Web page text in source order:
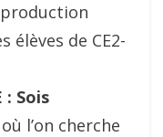
élèves de CE2-
: Sois
où l’on cherche